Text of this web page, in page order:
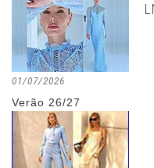
01/07/2026
Verão 26/27